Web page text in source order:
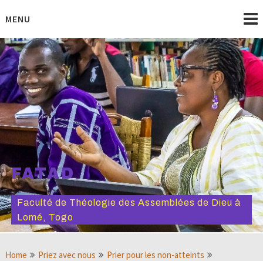
toMENU
FATAD
Faculté de Théologie des Assemblées de Dieu à
Lomé, Togo
Home Priez avec nous
Prier pour les non-atteints